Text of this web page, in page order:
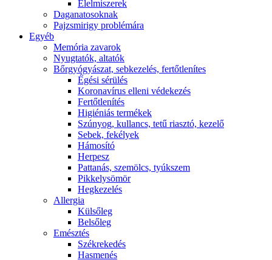
É́lelmiszerek
Daganatosoknak
Pajzsmirigy problémára
Egyéb
Memória zavarok
Nyugtatók, altatók
Bőrgyógyászat, sebkezelés, fertőtlenítes
É́gési sérülés
Koronavírus elleni védekezés
Fertőtlenítés
Higiéniás termékek
Szúnyog, kullancs, tetű riasztó, kezelő
Sebek, fekélyek
Hámosító
Herpesz
Pattanás, szemölcs, tyúkszem
Pikkelysömör
Hegkezelés
Allergia
Külsőleg
Belsőleg
Emésztés
Székrekedés
Hasmenés